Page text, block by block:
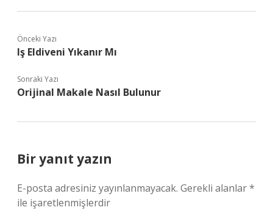
Önceki Yazı
Iş Eldiveni Yıkanır Mı
Sonraki Yazı
Orijinal Makale Nasıl Bulunur
Bir yanıt yazın
E-posta adresiniz yayınlanmayacak. Gerekli alanlar*
ile işaretlenmişlerdir